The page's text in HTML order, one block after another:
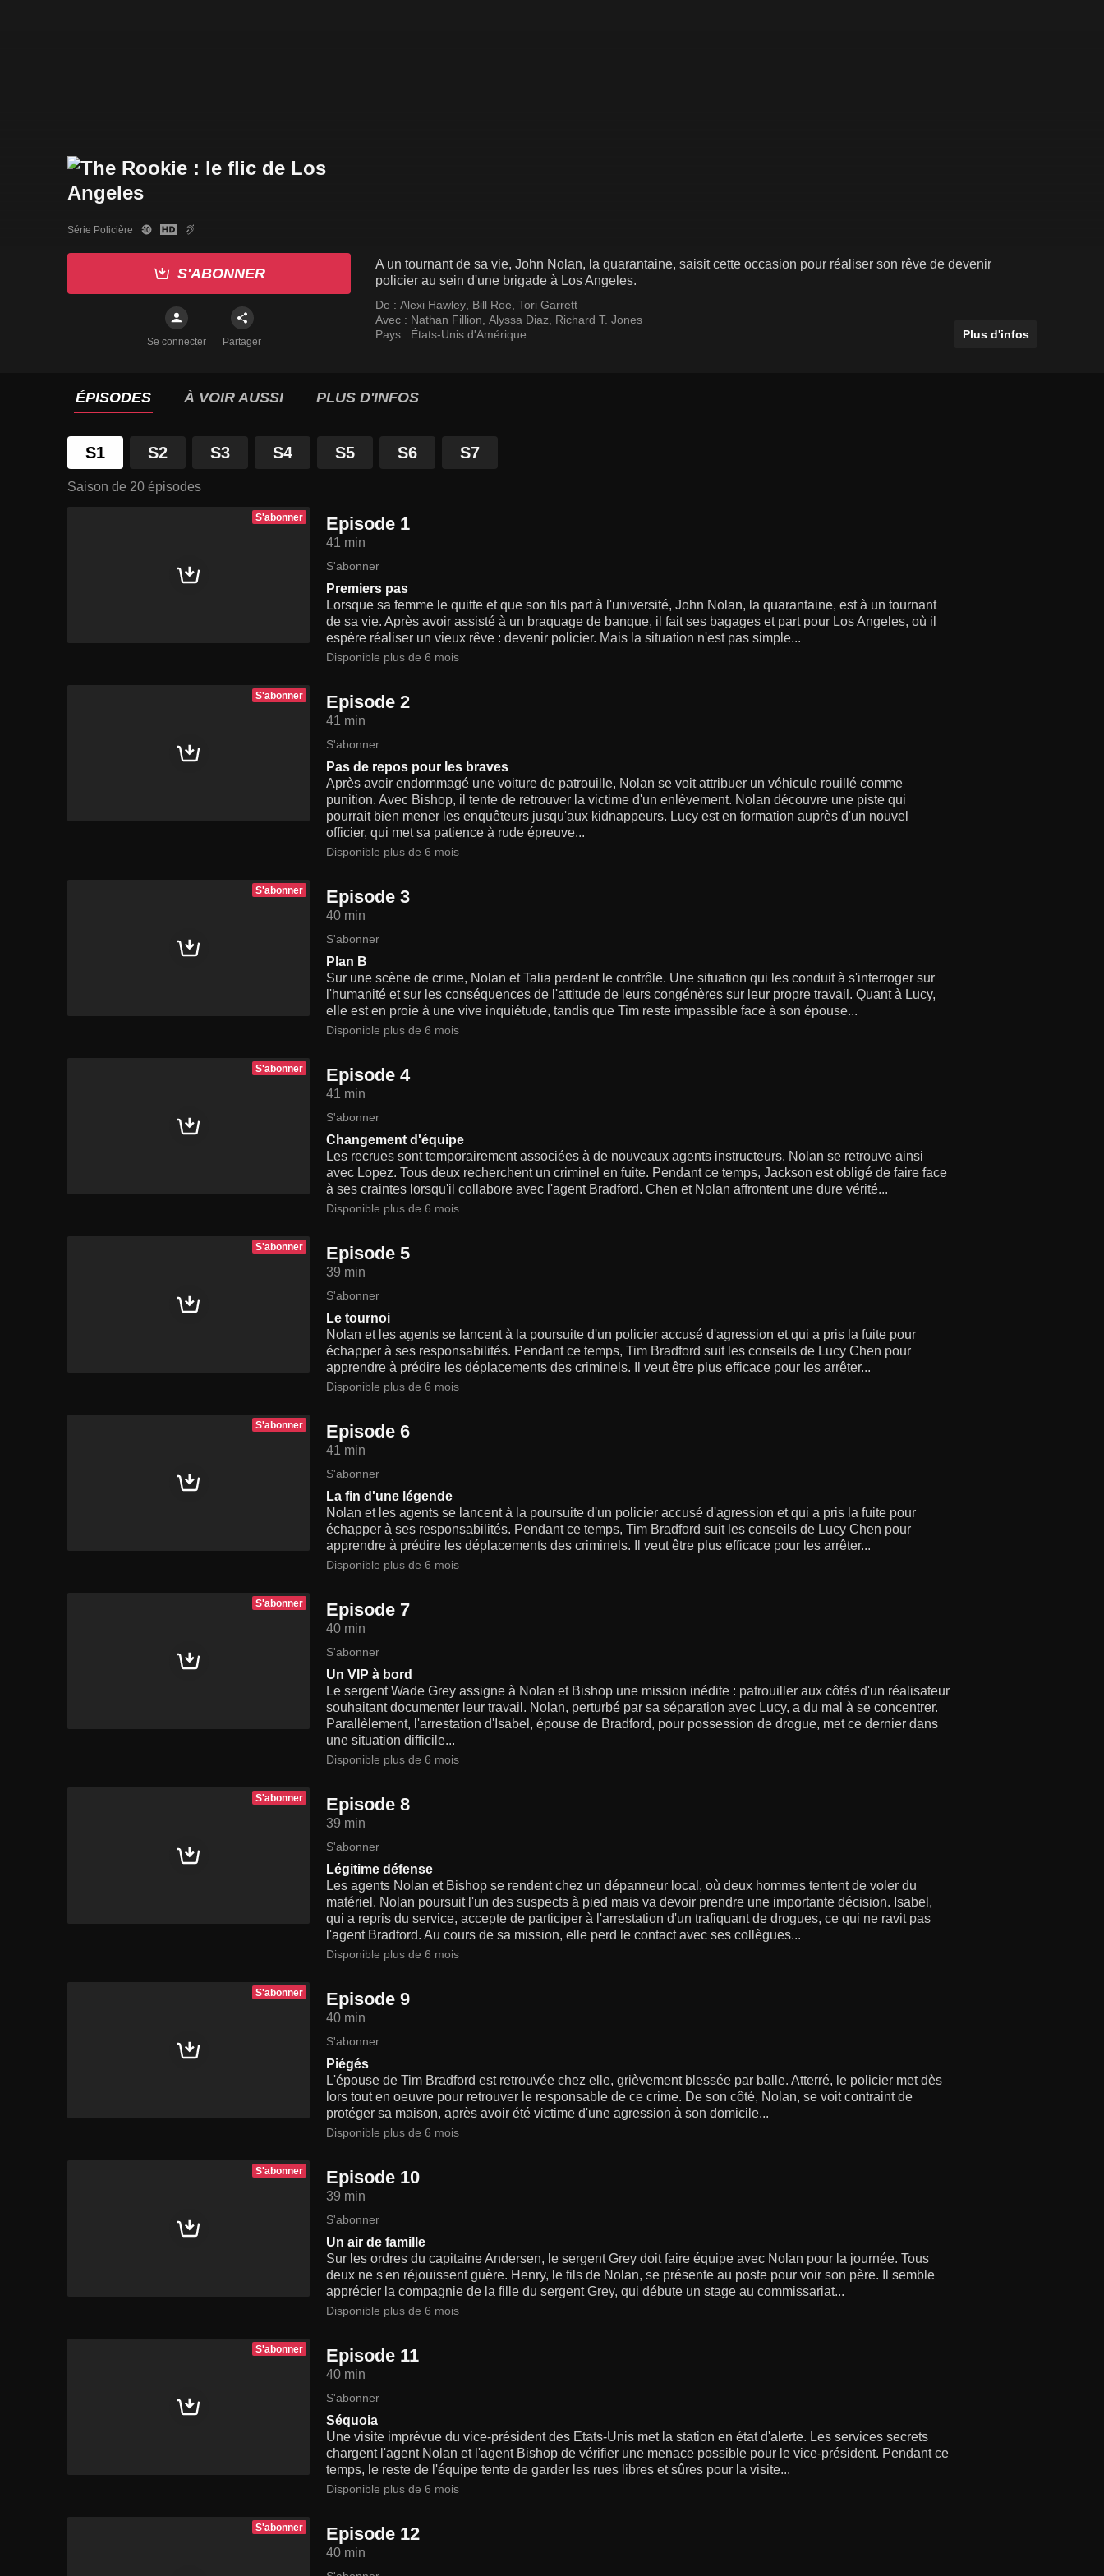
Série Policière
S'ABONNER
Se connecter Partager
A un tournant de sa vie, John Nolan, la quarantaine, saisit cette occasion pour réaliser son rêve de devenir
policier au sein d'une brigade à Los Angeles.
De : Alexi Hawley Bill Roe Tori Garrett
Avec : Nathan Fillion Alyssa Diaz
Richard T. Jones
Pays : États-Unis d'Amérique Plus d'infos
ÉPISODES À VOIR AUSSI PLUS D'INFOS
S1 S2 S3 S4 S5 S6 S7
Saison de 20 épisodes
S'abonner Episode 1
41 min
S'abonner
Premiers pas
Lorsque sa femme le quitte et que son fils part à l'université, John Nolan, la quarantaine, est à un tournant
de sa vie. Après avoir assisté à un braquage de banque, il fait ses bagages et part pour Los Angeles, où il
espère réaliser un vieux rêve : devenir policier. Mais la situation n'est pas simple...
Disponible plus de 6 mois
S'abonner Episode 2
41 min
S'abonner
Pas de repos pour les braves
Après avoir endommagé une voiture de patrouille, Nolan se voit attribuer un véhicule rouillé comme
punition. Avec Bishop, il tente de retrouver la victime d'un enlèvement. Nolan découvre une piste qui
pourrait bien mener les enquêteurs jusqu'aux kidnappeurs. Lucy est en formation auprès d'un nouvel
officier, qui met sa patience à rude épreuve...
Disponible plus de 6 mois
S'abonner Episode 3
40 min
S'abonner
Plan B
Sur une scène de crime, Nolan et Talia perdent le contrôle. Une situation qui les conduit à s'interroger sur
l'humanité et sur les conséquences de l'attitude de leurs congénères sur leur propre travail. Quant à Lucy,
elle est en proie à une vive inquiétude, tandis que Tim reste impassible face à son épouse...
Disponible plus de 6 mois
S'abonner Episode 4
41 min
S'abonner
Changement d'équipe
Les recrues sont temporairement associées à de nouveaux agents instructeurs. Nolan se retrouve ainsi
avec Lopez. Tous deux recherchent un criminel en fuite. Pendant ce temps, Jackson est obligé de faire face
à ses craintes lorsqu'il collabore avec l'agent Bradford. Chen et Nolan affrontent une dure vérité...
Disponible plus de 6 mois
S'abonner Episode 5
39 min
S'abonner
Le tournoi
Nolan et les agents se lancent à la poursuite d'un policier accusé d'agression et qui a pris la fuite pour
échapper à ses responsabilités. Pendant ce temps, Tim Bradford suit les conseils de Lucy Chen pour
apprendre à prédire les déplacements des criminels. Il veut être plus efficace pour les arrêter...
Disponible plus de 6 mois
S'abonner Episode 6
41 min
S'abonner
La fin d'une légende
Nolan et les agents se lancent à la poursuite d'un policier accusé d'agression et qui a pris la fuite pour
échapper à ses responsabilités. Pendant ce temps, Tim Bradford suit les conseils de Lucy Chen pour
apprendre à prédire les déplacements des criminels. Il veut être plus efficace pour les arrêter...
Disponible plus de 6 mois
S'abonner Episode 7
40 min
S'abonner
Un VIP à bord
Le sergent Wade Grey assigne à Nolan et Bishop une mission inédite : patrouiller aux côtés d'un réalisateur
souhaitant documenter leur travail. Nolan, perturbé par sa séparation avec Lucy, a du mal à se concentrer.
Parallèlement, l'arrestation d'Isabel, épouse de Bradford, pour possession de drogue, met ce dernier dans
une situation difficile...
Disponible plus de 6 mois
S'abonner Episode 8
39 min
S'abonner
Légitime défense
Les agents Nolan et Bishop se rendent chez un dépanneur local, où deux hommes tentent de voler du
matériel. Nolan poursuit l'un des suspects à pied mais va devoir prendre une importante décision. Isabel,
qui a repris du service, accepte de participer à l'arrestation d'un trafiquant de drogues, ce qui ne ravit pas
l'agent Bradford. Au cours de sa mission, elle perd le contact avec ses collègues...
Disponible plus de 6 mois
S'abonner Episode 9
40 min
S'abonner
Piégés
L'épouse de Tim Bradford est retrouvée chez elle, grièvement blessée par balle. Atterré, le policier met dès
lors tout en oeuvre pour retrouver le responsable de ce crime. De son côté, Nolan, se voit contraint de
protéger sa maison, après avoir été victime d'une agression à son domicile...
Disponible plus de 6 mois
S'abonner Episode 10
39 min
S'abonner
Un air de famille
Sur les ordres du capitaine Andersen, le sergent Grey doit faire équipe avec Nolan pour la journée. Tous
deux ne s'en réjouissent guère. Henry, le fils de Nolan, se présente au poste pour voir son père. Il semble
apprécier la compagnie de la fille du sergent Grey, qui débute un stage au commissariat...
Disponible plus de 6 mois
S'abonner Episode 11
40 min
S'abonner
Séquoia
Une visite imprévue du vice-président des Etats-Unis met la station en état d'alerte. Les services secrets
chargent l'agent Nolan et l'agent Bishop de vérifier une menace possible pour le vice-président. Pendant ce
temps, le reste de l'équipe tente de garder les rues libres et sûres pour la visite...
Disponible plus de 6 mois
S'abonner Episode 12
40 min